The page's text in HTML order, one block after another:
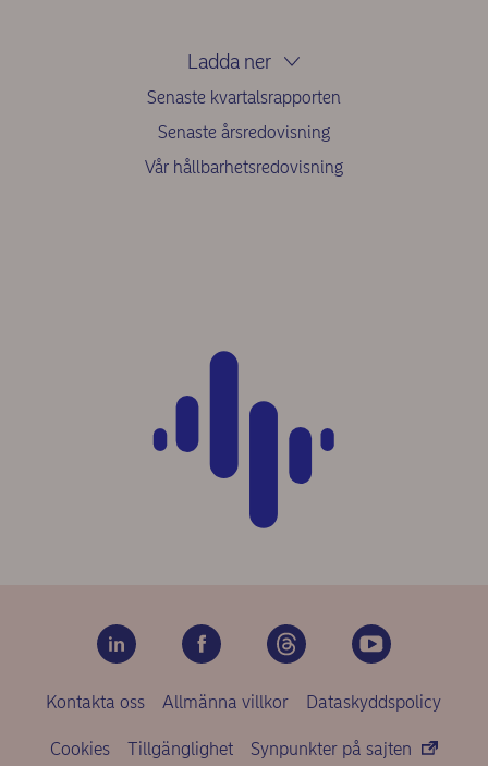
Ladda ner
Senaste kvartalsrapporten
Senaste årsredovisning
Vår hållbarhetsredovisning
Kontakta oss Allmänna villkor Dataskyddspolicy
Cookies Tillgänglighet Synpunkter på sajten